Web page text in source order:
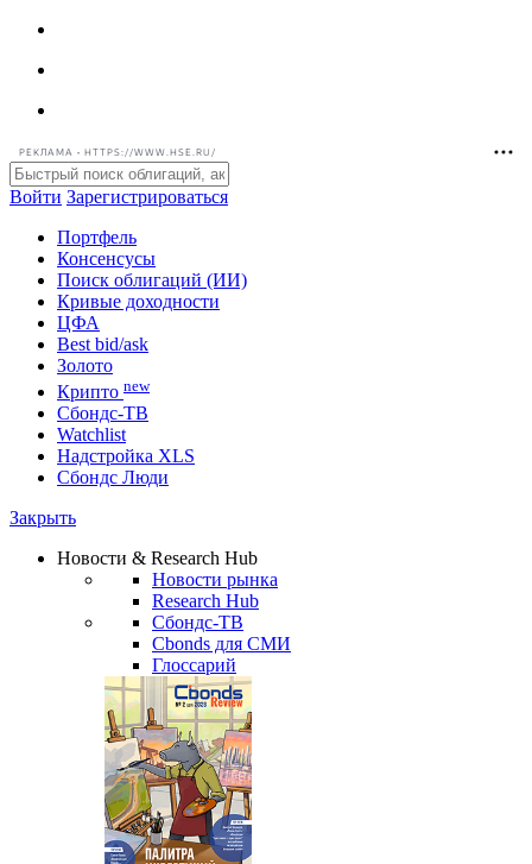
РЕКЛАМА • HTTPS://WWW.HSE.RU/
Войти Зарегистрироваться
Портфель
Консенсусы
Поиск облигаций (ИИ)
Кривые доходности
ЦФА
Best bid/ask
Золото
Крипто new
Watchlist
Сбондс Люди
Новости & Research Hub
Новости рынка
Research Hub
Сбондс-ТВ
Cbonds для СМИ
Глоссарий